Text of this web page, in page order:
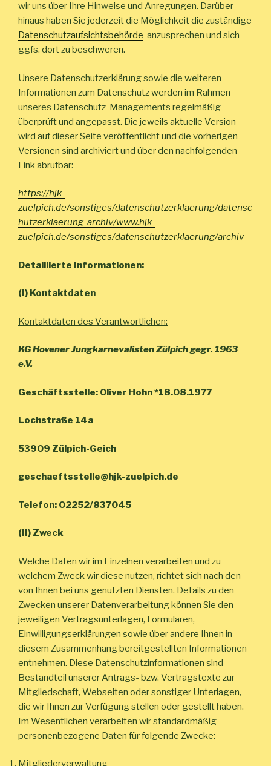
wir uns über Ihre Hinweise und Anregungen. Darüber
hinaus haben Sie jederzeit die Möglichkeit die zuständige
Datenschutzaufsichtsbehörde anzusprechen und sich
ggfs. dort zu beschweren.
Unsere Datenschutzerklärung sowie die weiteren
Informationen zum Datenschutz werden im Rahmen
unseres Datenschutz-Managements regelmäßig
überprüft und angepasst. Die jeweils aktuelle Version
wird auf dieser Seite veröffentlicht und die vorherigen
Versionen sind archiviert und über den nachfolgenden
Link abrufbar:
https://hjk-
zuelpich.de/sonstiges/datenschutzerklaerung/datensc
hutzerklaerung-archiv/www.hjk-
zuelpich.de/sonstiges/datenschutzerklaerung/archiv
Detaillierte Informationen:
(I) Kontaktdaten
Kontaktdaten des Verantwortlichen:
KG Hovener Jungkarnevalisten Zülpich gegr. 1963
e.V.
Geschäftsstelle: Oliver Hohn *18.08.1977
Lochstraße 14a
53909 Zülpich-Geich
geschaeftsstelle@hjk-zuelpich.de
Telefon: 02252/837045
(II) Zweck
Welche Daten wir im Einzelnen verarbeiten und zu
welchem Zweck wir diese nutzen, richtet sich nach den
von Ihnen bei uns genutzten Diensten. Details zu den
Zwecken unserer Datenverarbeitung können Sie den
jeweiligen Vertragsunterlagen, Formularen,
Einwilligungserklärungen sowie über andere Ihnen in
diesem Zusammenhang bereitgestellten Informationen
entnehmen. Diese Datenschutzinformationen sind
Bestandteil unserer Antrags- bzw. Vertragstexte zur
Mitgliedschaft, Webseiten oder sonstiger Unterlagen,
die wir Ihnen zur Verfügung stellen oder gestellt haben.
Im Wesentlichen verarbeiten wir standardmäßig
personenbezogene Daten für folgende Zwecke:
Mitgliederverwaltung